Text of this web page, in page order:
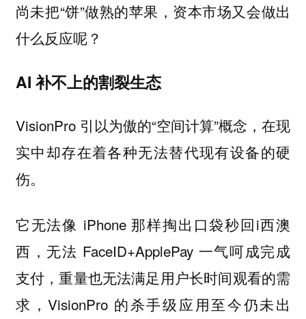
尚未把“饼”做熟的苹果，资本市场又会做出
什么反应呢？
AI 补不上的割裂生态
VisionPro 引以为傲的“空间计算”概念，在现
实中却存在着各种无法替代现有设备的硬
伤。
它无法像 iPhone 那样掏出口袋秒回i西澳
西，无法 FaceID+ApplePay 一气呵成完成
支付，重量也无法满足用户长时间观看的需
求，VisionPro 的杀手级应用至今仍未出